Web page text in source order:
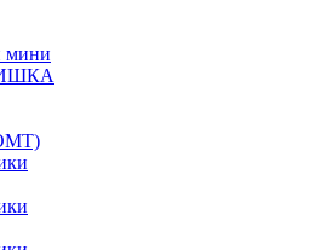
мини